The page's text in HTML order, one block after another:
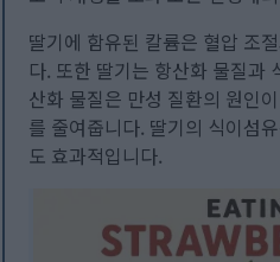
딸기에 함유된 칼륨은 혈압 조
다. 또한 딸기는 항산화 물질과
산화 물질은 만성 질환의 원인
를 줄여줍니다. 딸기의 식이섬
도 효과적입니다.